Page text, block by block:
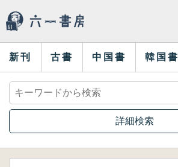
新刊 古書 中国書 韓国書
詳細検索